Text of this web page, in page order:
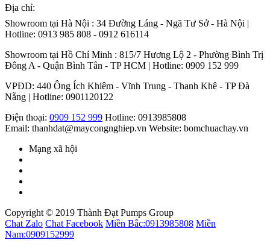
Địa chỉ:
Showroom tại Hà Nội : 34 Đường Láng - Ngã Tư Sở - Hà Nội |
Hotline: 0913 985 808 - 0912 616114
Showroom tại Hồ Chí Minh : 815/7 Hương Lộ 2 - Phường Bình Trị
Đông A - Quận Bình Tân - TP HCM | Hotline: 0909 152 999
VPĐD: 440 Ông Ích Khiêm - Vĩnh Trung - Thanh Khê - TP Đà
Nẵng | Hotline: 0901120122
Điện thoại: 0909 152 999 Hotline: 0913985808
Email: thanhdat@maycongnghiep.vn Website: bomchuachay.vn
Mạng xã hội
Copyright © 2019 Thành Đạt Pumps Group
Chat Zalo Chat Facebook Miền Bắc:0913985808 Miền
Nam:0909152999